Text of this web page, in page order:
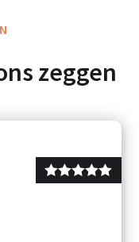
zeggen